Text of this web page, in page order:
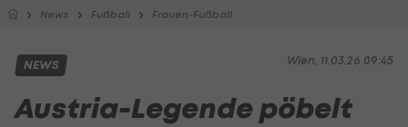
News Fußball Frauen-Fußball
Wien, 11.03.26 09:45
NEWS
Austria-Legende pöbelt